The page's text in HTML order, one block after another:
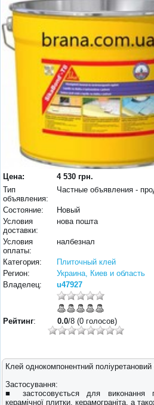
Цена:
4 530 грн.
Тип
объявления:
Частные объявления -
Состояние:
Новый
Условия
доставки:
нова пошта
Условия
оплаты:
налбезнал
Категория:
Плиточный клей
Регион:
Украина, Киев и область
Владелец:
u47927
Рейтинг: 0.0/8 (0 голосов)
Клей однокомпонентний
Застосування:
■ застосовується для виконання
керамічної плитки, керамограніта, а